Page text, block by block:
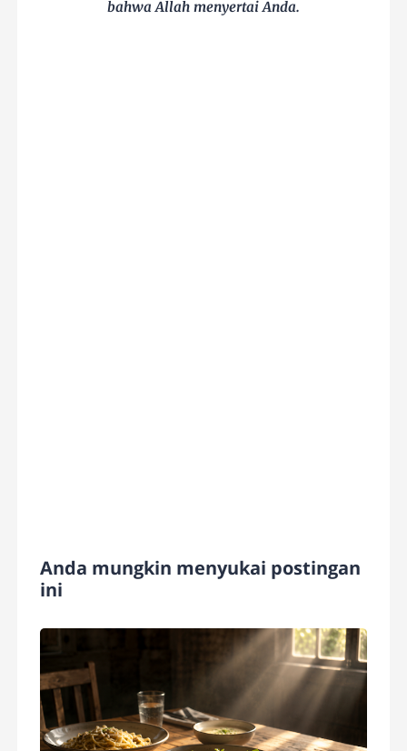
bahwa Allah menyertai Anda.
Anda mungkin menyukai postingan
ini